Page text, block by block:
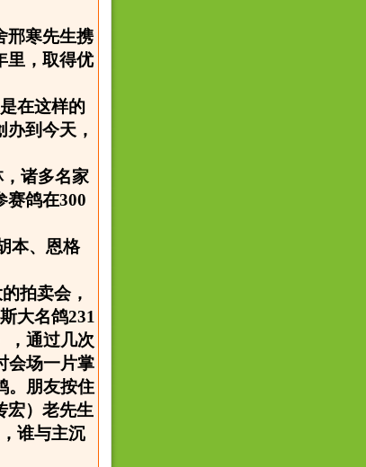
邢寒先生携
里，取得优
在这样的
到今天，
，诸多名家
赛鸽在300
本、恩格
拍卖会，
大名鸽231
，通过几次
会场一片掌
。朋友按住
宏）老先生
谁与主沉